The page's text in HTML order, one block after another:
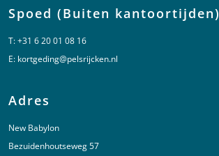
Spoed (Buiten kantoortijden)
T:+31 6 20 01 08 16
E: kortgeding@pelsrijcken.nl
Adres
New Babylon
Bezuidenhoutseweg 57